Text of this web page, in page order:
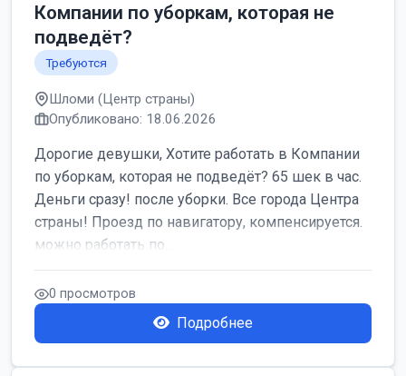
Компании по уборкам, которая не
подведёт?
Требуются
Шломи (Центр страны)
Опубликовано: 18.06.2026
Дорогие девушки, Хотите работать в Компании
по уборкам, которая не подведёт? 65 шек в час.
Деньги сразу! после уборки. Все города Центра
страны! Проезд по навигатору, компенсируется.
можно работать по...
0 просмотров
Подробнее